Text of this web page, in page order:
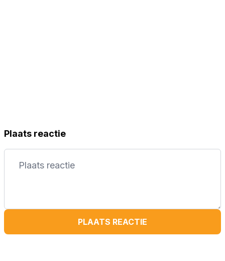
Plaats reactie
PLAATS REACTIE